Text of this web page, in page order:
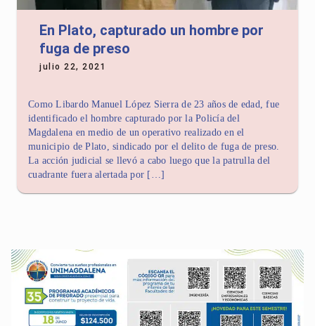
En Plato, capturado un hombre por
fuga de preso
julio 22, 2021
Como Libardo Manuel López Sierra de 23 años de edad, fue
identificado el hombre capturado por la Policía del
Magdalena en medio de un operativo realizado en el
municipio de Plato, sindicado por el delito de fuga de preso.
La acción judicial se llevó a cabo luego que la patrulla del
cuadrante fuera alertada por […]